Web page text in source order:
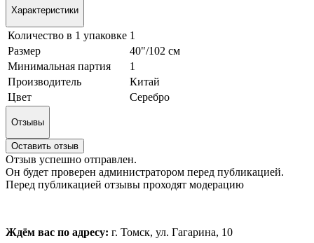
Характеристики
Количество в 1 упаковке 1
Размер
40"/102 см
Минимальная партия
1
Производитель
Китай
Цвет
Серебро
Отзывы
Оставить отзыв
Отзыв успешно отправлен.
Он будет проверен администратором перед публикацией.
Перед публикацией отзывы проходят модерацию
Ждём вас по адресу: г. Томск, ул. Гагарина, 10